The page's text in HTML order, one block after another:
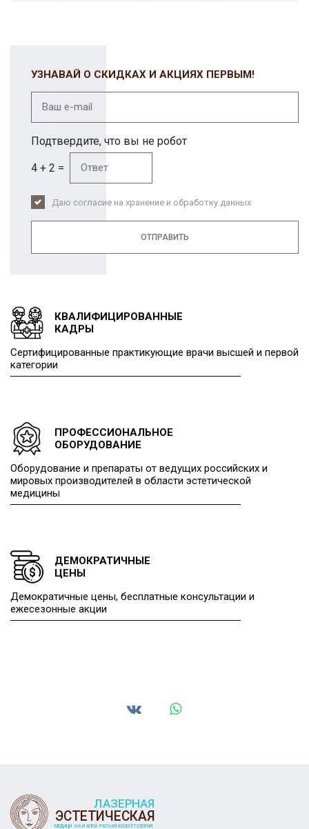
УЗНАВАЙ О СКИДКАХ И АКЦИЯХ ПЕРВЫМ!
Подтвердите, что вы не робот
4 + 2 =
Даю согласие на хранение и обработку данных
ОТПРАВИТЬ
КВАЛИФИЦИРОВАННЫЕ
КАДРЫ
Сертифицированные практикующие врачи высшей и первой
категории
ПРОФЕССИОНАЛЬНОЕ
ОБОРУДОВАНИЕ
Оборудование и препараты от ведущих российских и
мировых производителей в области эстетической
медицины
ДЕМОКРАТИЧНЫЕ
ЦЕНЫ
Демократичные цены, бесплатные консультации и
ежесезонные акции